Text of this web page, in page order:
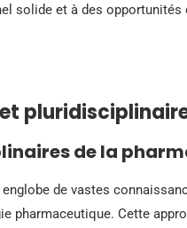
solide et à des
de la
de vastes
pharmaceutique. Cette